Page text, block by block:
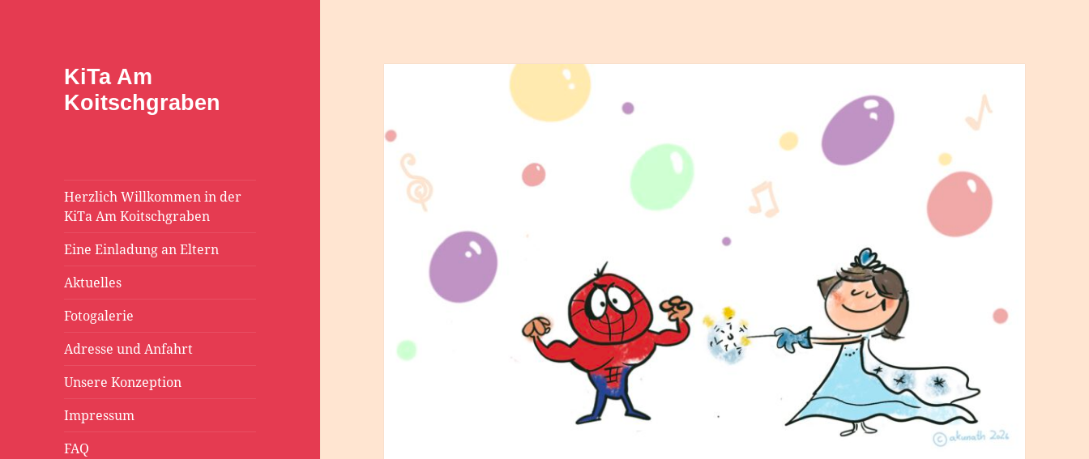
KiTa Am
Koitschgraben
Herzlich Willkommen in der
KiTa Am Koitschgraben
Eine Einladung an Eltern
Aktuelles
Fotogalerie
Adresse und Anfahrt
Unsere Konzeption
Impressum
FAQ